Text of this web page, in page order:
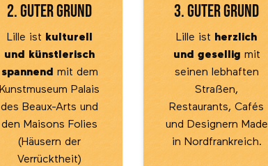
2. guter Grund
Lille ist kulturell
und künstlerisch
spannend mit dem
Kunstmuseum Palais
des Beaux-Arts und
den Maisons Folies
(Häusern der
Verrücktheit)
3. guter Grund
Lille ist herzlich
und gesellig mit
seinen lebhaften
Straßen,
Restaurants, Cafés
und Designern Made
in Nordfrankreich.